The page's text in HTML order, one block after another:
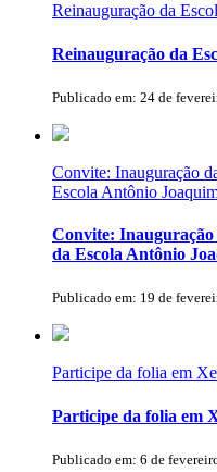
Reinauguração da
Reinauguração da
Publicado em: 24 de
Convite: Inauguração
Escola Antônio
Convite: Inauguração
da Escola Antônio
Publicado em: 19 de
Participe da folia em
Participe da folia em
Publicado em: 6 de